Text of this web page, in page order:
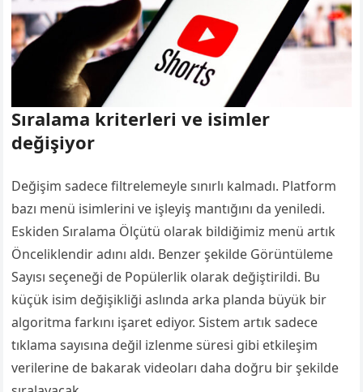
Sıralama kriterleri ve isimler
değişiyor
Değişim sadece filtrelemeyle sınırlı kalmadı. Platform
bazı menü isimlerini ve işleyiş mantığını da yeniledi.
Eskiden Sıralama Ölçütü olarak bildiğimiz menü artık
Önceliklendir adını aldı. Benzer şekilde Görüntüleme
Sayısı seçeneği de Popülerlik olarak değiştirildi. Bu
küçük isim değişikliği aslında arka planda büyük bir
algoritma farkını işaret ediyor. Sistem artık sadece
tıklama sayısına değil izlenme süresi gibi etkileşim
verilerine de bakarak videoları daha doğru bir şekilde